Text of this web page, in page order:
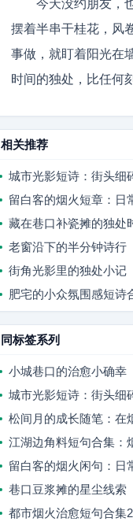
今天没约朋友，
摆着半串干桂花，风
事做，就盯着阳光在
时间的独处，比任何
相关推荐
城市光影短诗：街头细
留白客的烟火短章：日
藏在巷口补瓷摊的独处
老窗沿下的半分钟诗行
街角光影里的独处小记
肥宅的小众氛围感短诗
同标签系列
小城巷口的治愈小确幸
城市光影短诗：街头细
松间月的成长随笔：在
江湖边角料短句合集：
留白客的烟火闲句：日
巷口豆浆摊的星尘线索
都市烟火治愈短句合集